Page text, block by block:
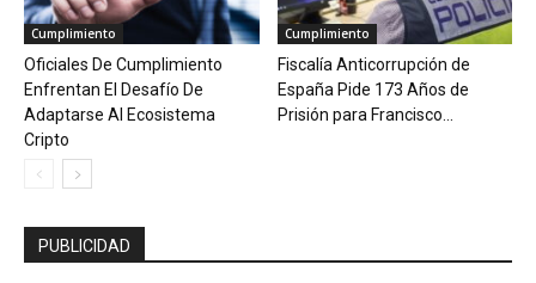
Cumplimiento
Oficiales De Cumplimiento
Enfrentan El Desafío De
Adaptarse Al Ecosistema
Cripto
Cumplimiento
Fiscalía Anticorrupción de
España Pide 173 Años de
Prisión para Francisco...
PUBLICIDAD